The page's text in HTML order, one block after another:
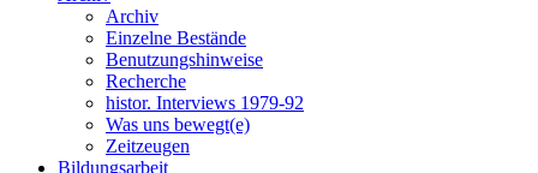
Archiv
Einzelne Bestände
Benutzungshinweise
Recherche
histor. Interviews 1979-92
Was uns bewegt(e)
Zeitzeugen
Bildungsarbeit